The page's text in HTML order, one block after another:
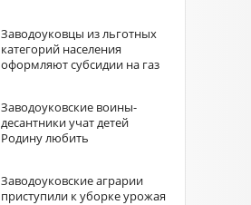
Заводоуковцы из льготных
категорий населения
оформляют субсидии на газ
Заводоуковские воины-
десантники учат детей
Родину любить
Заводоуковские аграрии
приступили к уборке урожая